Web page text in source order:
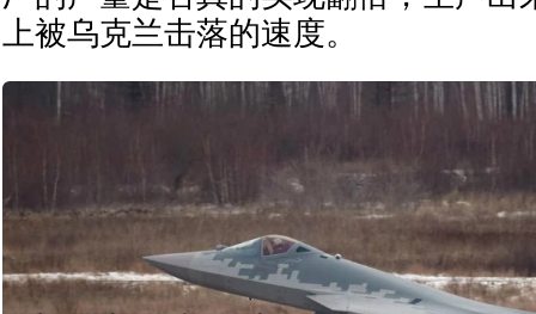
上被乌克兰击落的速度。